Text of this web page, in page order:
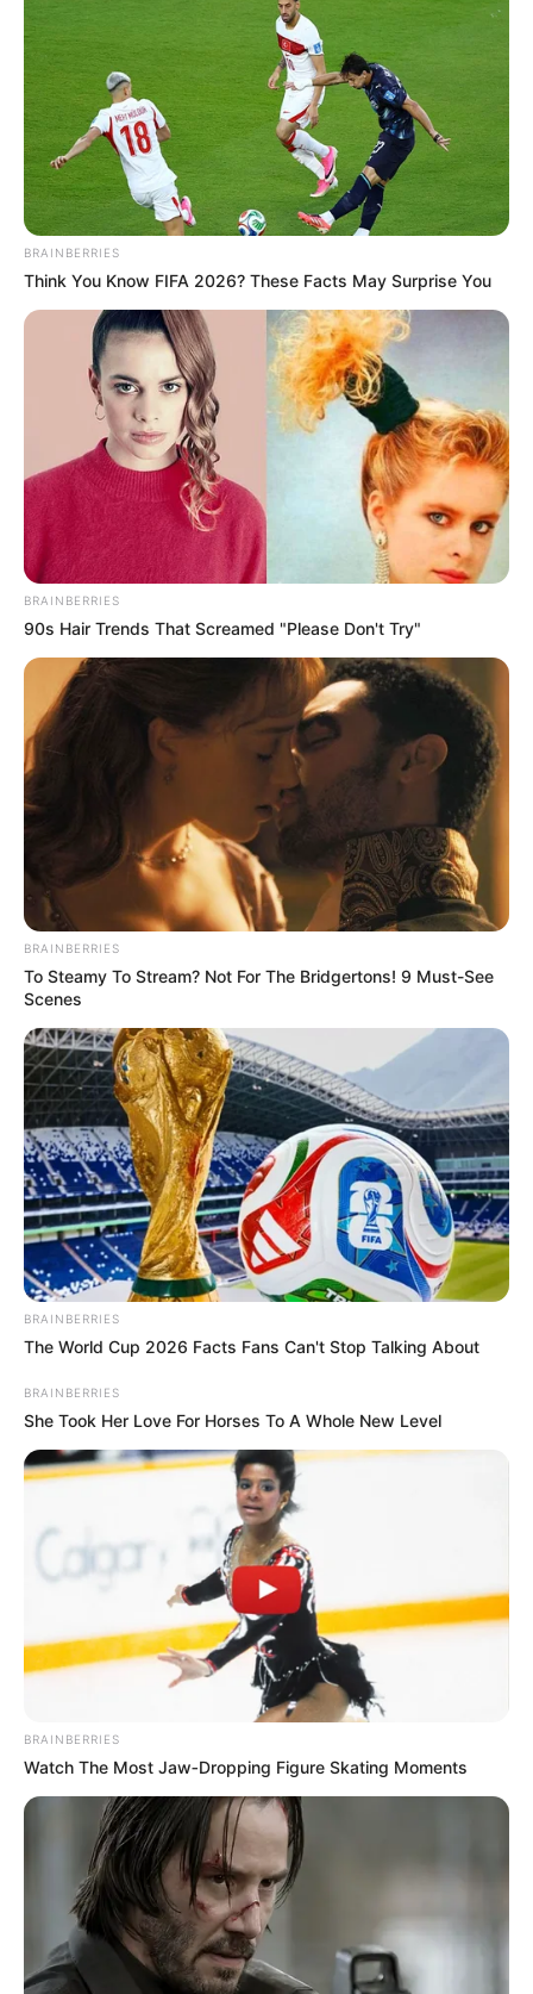
BRAINBERRIES
Think You Know FIFA 2026? These Facts May Surprise You
BRAINBERRIES
90s Hair Trends That Screamed "Please Don't Try"
BRAINBERRIES
To Steamy To Stream? Not For The Bridgertons! 9 Must-See
Scenes
BRAINBERRIES
The World Cup 2026 Facts Fans Can't Stop Talking About
BRAINBERRIES
She Took Her Love For Horses To A Whole New Level
BRAINBERRIES
Watch The Most Jaw‑Dropping Figure Skating Moments